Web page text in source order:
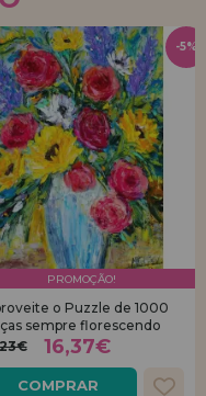
PROMOÇÃO!
o Puzzle de 1000
sempre florescendo
16,37€
COMPRAR
-5%